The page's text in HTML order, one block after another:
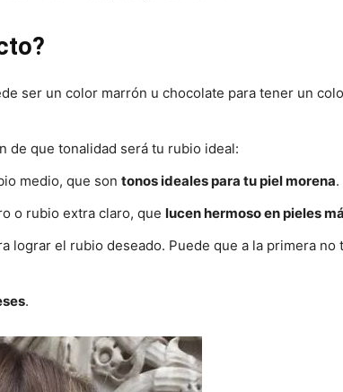
ser un color marrón u chocolate para tener un
de que tonalidad será tu rubio ideal:
medio, que son tonos ideales para tu piel morena.
o rubio extra claro, que lucen hermoso en pieles
lograr el rubio deseado. Puede que a la primera no
.